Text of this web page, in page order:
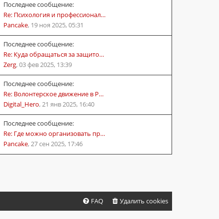
Последнее сообщение:
Re: Психология и профессионал…
Pancake, 19 ноя 2025, 05:31
Последнее сообщение:
Re: Куда обращаться за защито…
Zerg, 03 фев 2025, 13:39
Последнее сообщение:
Re: Волонтерское движение в Р…
Digital_Hero, 21 янв 2025, 16:40
Последнее сообщение:
Re: Где можно организовать пр…
Pancake, 27 сен 2025, 17:46
Удалить cookies
FAQ